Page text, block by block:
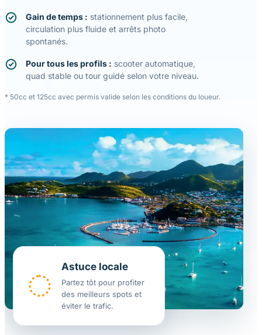
Gain de temps : stationnement plus facile,
circulation plus fluide et arrêts photo
spontanés.
Pour tous les profils : scooter automatique,
quad stable ou tour guidé selon votre niveau.
* 50cc et 125cc avec permis valide selon les conditions du loueur.
Astuce locale
Partez tôt pour profiter
des meilleurs spots et
éviter le trafic.